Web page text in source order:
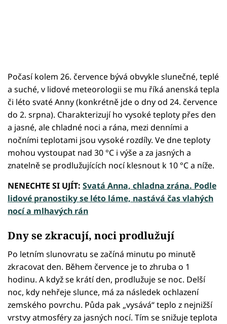
Počasí kolem 26. července bývá obvykle slunečné, teplé
a suché, v lidové meteorologii se mu říká anenská tepla
či léto svaté Anny (konkrétně jde o dny od 24. července
do 2. srpna). Charakterizují ho vysoké teploty přes den
a jasné, ale chladné noci a rána, mezi denními a
nočními teplotami jsou vysoké rozdíly. Ve dne teploty
mohou vystoupat nad 30 °C i výše a za jasných a
znatelně se prodlužujících nocí klesnout k 10 °C a níže.
NENECHTE SI UJÍT: Svatá Anna, chladna zrána. Podle
lidové pranostiky se léto láme, nastává čas vlahých
nocí a mlhavých rán
Dny se zkracují, noci prodlužují
Po letním slunovratu se začíná minutu po minutě
zkracovat den. Během července je to zhruba o 1
hodinu. A když se krátí den, prodlužuje se noc. Delší
noc, kdy nehřeje slunce, má za následek ochlazení
zemského povrchu. Půda pak „vysává“ teplo z nejnižší
vrstvy atmosféry za jasných nocí. Tím se snižuje teplota